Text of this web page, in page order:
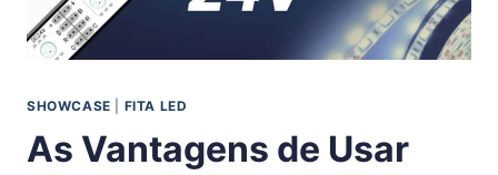
SHOWCASE FITA LED
As Vantagens de Usar